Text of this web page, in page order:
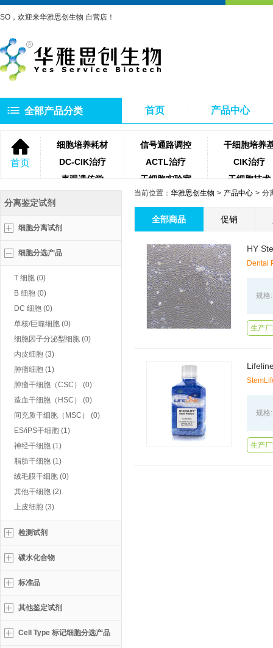
SO，欢迎来华雅思创生物 自营店！
全部产品分类 首页 产品中心
首页
细胞培养耗材 信号通路调控
干细胞培养
DC-CIK治疗
ACTL治疗
CIK治疗
表观遗传学
干细胞实验室
干细胞技术
微生物培养基
琼脂糖
牛血清
测序相关试剂耗材 PCR相关试
分离鉴定试剂
细胞分离试剂
细胞分选产品
T 细胞 (0)
B 细胞 (0)
DC 细胞 (0)
单核/巨噬细胞 (0)
细胞因子分泌型细胞 (0)
内皮细胞 (3)
肿瘤细胞 (1)
肿瘤干细胞（CSC） (0)
造血干细胞（HSC） (0)
间充质干细胞（MSC） (0)
ES/iPS干细胞 (1)
神经干细胞 (1)
脂肪干细胞 (1)
绒毛膜干细胞 (0)
其他干细胞 (2)
上皮细胞 (3)
检测试剂
碳水化合物
标准品
其他鉴定试剂
Cell Type 标记细胞分选产品
当前位置： 华雅思创生物 产品中心 分
全部商品 促销
HY
Dental
规格:
生产
规格:
生产